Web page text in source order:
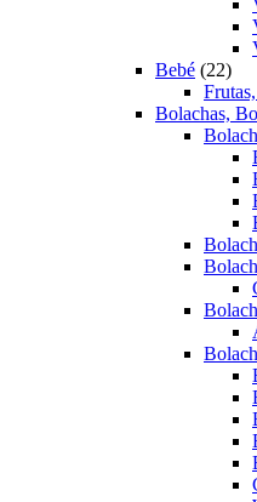
Bebé 2222
Bolachas,